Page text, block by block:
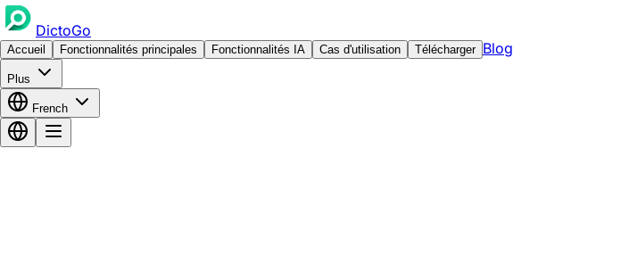
DictoGo
Accueil Fonctionnalités principales Fonctionnalités IA Cas d'utilisation Télécharger Blog
Plus
French